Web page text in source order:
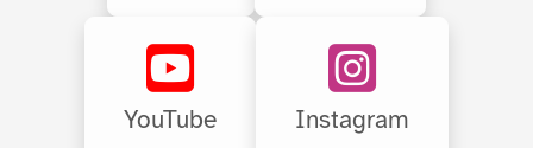
YouTube Instagram